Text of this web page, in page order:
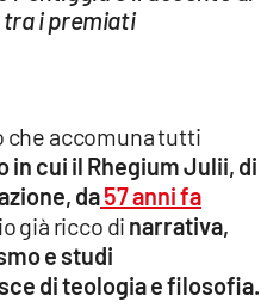
tra i premiati
che accomuna tutti
in cui il Rhegium Julii, di
da57 anni fa
già ricco di narrativa,
e studi
di teologia e filosofia.